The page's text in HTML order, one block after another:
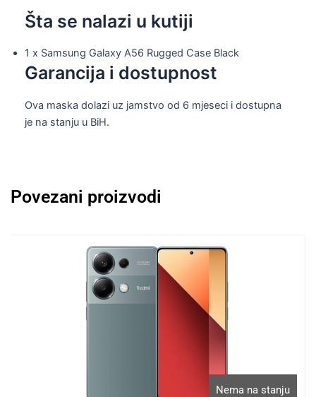
Šta se nalazi u kutiji
1 x Samsung Galaxy A56 Rugged Case Black
Garancija i dostupnost
Ova maska dolazi uz jamstvo od 6 mjeseci i dostupna
je na stanju u BiH.
Povezani proizvodi
Nema na stanju